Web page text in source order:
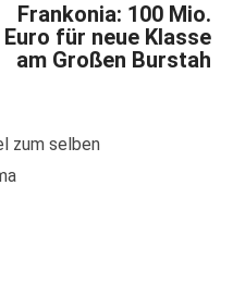
Frankonia: 100 Mio.
Euro für neue Klasse
am Großen Burstah
zum selben